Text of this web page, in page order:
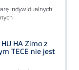
indywidualnych
HA Zima z
TECE nie jest